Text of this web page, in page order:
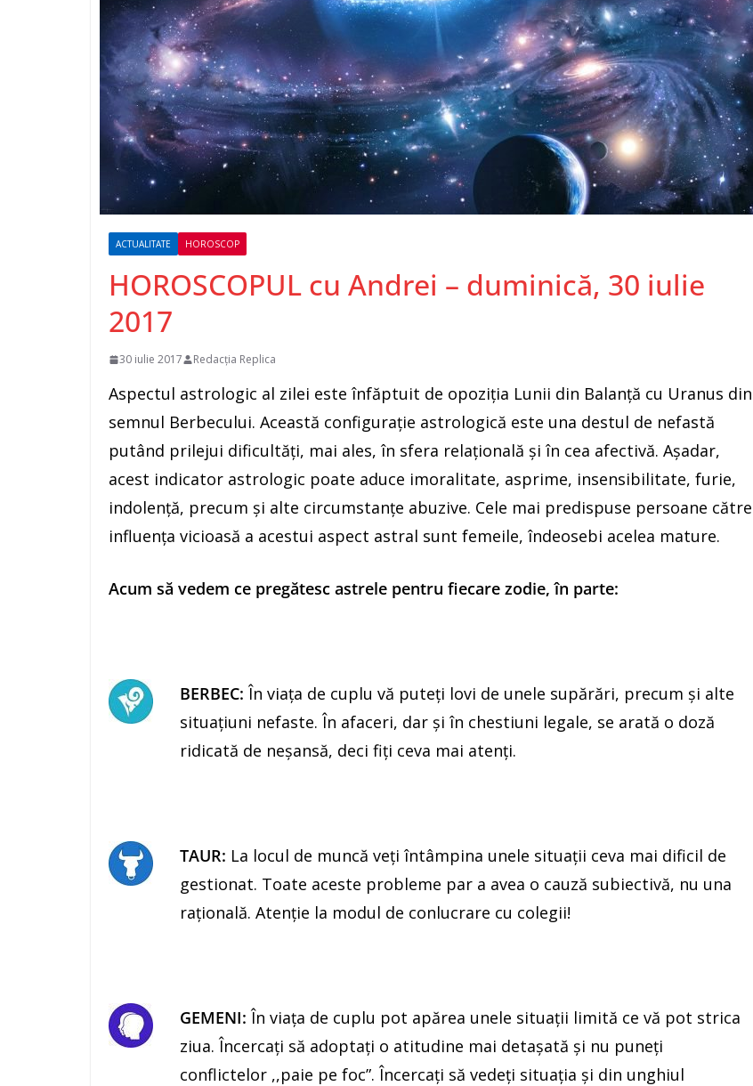
ACTUALITATE HOROSCOP
HOROSCOPUL cu Andrei – duminică, 30 iulie
2017
30 iulie 2017 Redacția Replica
Aspectul astrologic al zilei este înfăptuit de opoziţia Lunii din Balanţă cu Uranus din
semnul Berbecului. Această configuraţie astrologică este una destul de nefastă
putând prilejui dificultăţi, mai ales, în sfera relaţională şi în cea afectivă. Aşadar,
acest indicator astrologic poate aduce imoralitate, asprime, insensibilitate, furie,
indolenţă, precum şi alte circumstanţe abuzive. Cele mai predispuse persoane către
influenţa vicioasă a acestui aspect astral sunt femeile, îndeosebi acelea mature.
Acum să vedem ce pregătesc astrele pentru fiecare zodie, în parte:
BERBEC: În viaţa de cuplu vă puteţi lovi de unele supărări, precum şi alte
situaţiuni nefaste. În afaceri, dar şi în chestiuni legale, se arată o doză
ridicată de neşansă, deci fiţi ceva mai atenţi.
TAUR: La locul de muncă veţi întâmpina unele situaţii ceva mai dificil de
gestionat. Toate aceste probleme par a avea o cauză subiectivă, nu una
raţională. Atenţie la modul de conlucrare cu colegii!
GEMENI: În viaţa de cuplu pot apărea unele situaţii limită ce vă pot strica
ziua. Încercaţi să adoptaţi o atitudine mai detaşată şi nu puneţi
conflictelor ,,paie pe foc”. Încercaţi să vedeţi situaţia şi din unghiul